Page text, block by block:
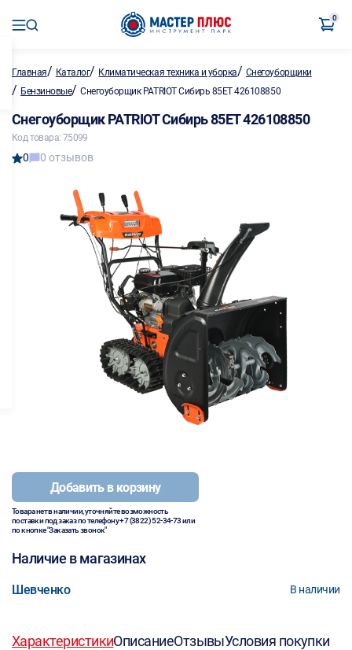
0
Главная/ Каталог/ Климатическая техника и уборка/ Снегоуборщики
/ Бензиновые/Снегоуборщик PATRIOT Сибирь 85ET 426108850
Снегоуборщик PATRIOT Сибирь 85ET 426108850
Код товара: 75099
0 0 отзывов
Добавить в корзину
Товара нет в наличии, уточняйте возможность
поставки под заказ по телефону+7 (3822) 52-34-73или
по кнопке "Заказать звонок"
Наличие в магазинах
Шевченко В наличии
ХарактеристикиОписаниеОтзывыУсловия покупки